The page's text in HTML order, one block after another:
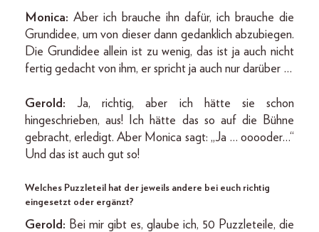
Monica: Aber ich brauche ihn dafür, ich brauche die
Grundidee, um von dieser dann gedanklich abzubiegen.
Die Grundidee allein ist zu wenig, das ist ja auch nicht
fertig gedacht von ihm, er spricht ja auch nur darüber …
Gerold: Ja, richtig, aber ich hätte sie schon
hingeschrieben, aus! Ich hätte das so auf die Bühne
gebracht, erledigt. Aber Monica sagt: „Ja … ooooder…“
Und das ist auch gut so!
Welches Puzzleteil hat der jeweils andere bei euch richtig
eingesetzt oder ergänzt?
Gerold: Bei mir gibt es, glaube ich, 50 Puzzleteile, die